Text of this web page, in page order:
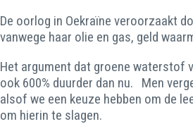
De oorlog in Oekraïne veroorzaakt
vanwege haar olie en gas, geld
Het argument dat groene waterstof
ook 600% duurder dan nu. Men
alsof we een keuze hebben om de
om hierin te slagen.